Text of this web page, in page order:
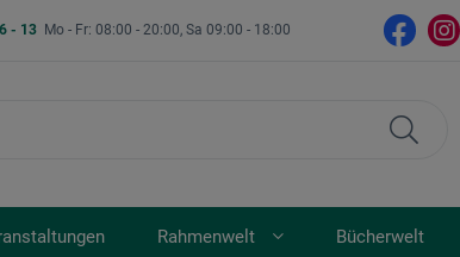
- 13 Mo - Fr: 08:00 - 20:00, Sa 09:00 - 18:00
Rahmenwelt Bücherwelt